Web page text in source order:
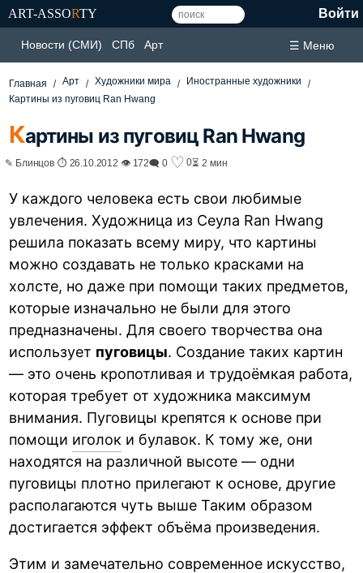
ART-ASSORTY Войти
Новости (СМИ) СПб Арт ☰ Меню
Главная Арт Художники мира
Иностранные художники
Картины из пуговиц Ran Hwang
Картины из пуговиц Ran Hwang
✎ Блинцов ⏱ 26.10.2012 👁 172🗨 0 ♡ 0⏳ 2 мин
У каждого человека есть свои любимые
увлечения. Художница из Сеула Ran Hwang
решила показать всему миру, что картины
можно создавать не только красками на
холсте, но даже при помощи таких предметов,
которые изначально не были для этого
предназначены. Для своего творчества она
использует пуговицы. Создание таких картин
— это очень кропотливая и трудоёмкая работа,
которая требует от художника максимум
внимания. Пуговицы крепятся к основе при
помощи иголок и булавок. К тому же, они
находятся на различной высоте — одни
пуговицы плотно прилегают к основе, другие
располагаются чуть выше Таким образом
достигается эффект объёма произведения.
Этим и замечательно современное искусство,